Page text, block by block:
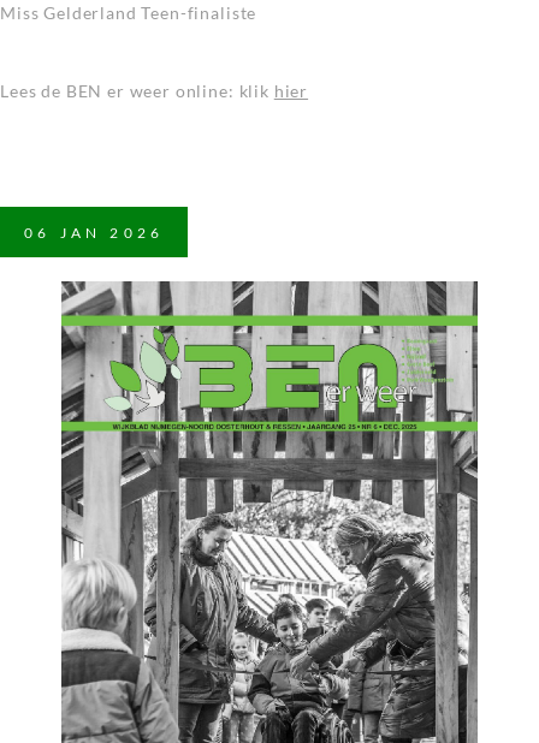
Miss Gelderland Teen-finaliste
Lees de BEN er weer online: klik hier
06 JAN 2026